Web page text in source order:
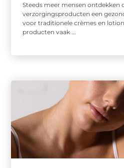
Steeds meer mensen ontdekken
verzorgingsproducten een
voor traditionele crèmes en
producten vaak ...